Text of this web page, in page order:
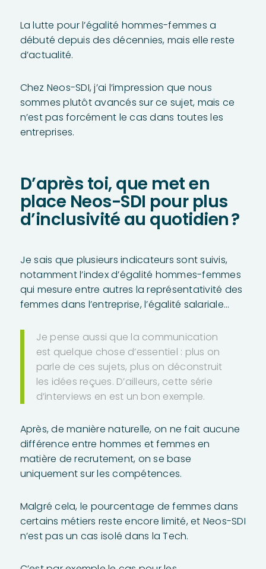
La lutte pour l’égalité hommes-femmes a
débuté depuis des décennies, mais elle reste
d’actualité.
Chez Neos-SDI, j’ai l’impression que nous
sommes plutôt avancés sur ce sujet, mais ce
n’est pas forcément le cas dans toutes les
entreprises.
D’après toi, que met en
place Neos-SDI pour plus
d’inclusivité au quotidien ?
Je sais que plusieurs indicateurs sont suivis,
notamment l’index d’égalité hommes-femmes
qui mesure entre autres la représentativité des
femmes dans l’entreprise, l’égalité salariale…
Je pense aussi que la communication
est quelque chose d’essentiel : plus on
parle de ces sujets, plus on déconstruit
les idées reçues. D’ailleurs, cette série
d’interviews en est un bon exemple.
Après, de manière naturelle, on ne fait aucune
différence entre hommes et femmes en
matière de recrutement, on se base
uniquement sur les compétences.
Malgré cela, le pourcentage de femmes dans
certains métiers reste encore limité, et Neos-SDI
n’est pas un cas isolé dans la Tech.